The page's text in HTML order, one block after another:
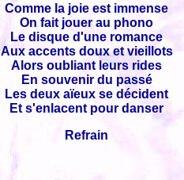
Comme la joie est immense
On fait jouer au phono
Le disque d'une romance
Aux accents doux et vieillots
Alors oubliant leurs rides
En souvenir du passé
Les deux aïeux se décident
Et s'enlacent pour danser
Refrain